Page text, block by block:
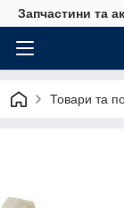
Запчастини та
Товари та